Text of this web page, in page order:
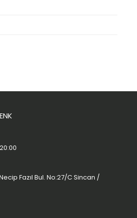
Fazıl Bul. No:27/C Sincan /